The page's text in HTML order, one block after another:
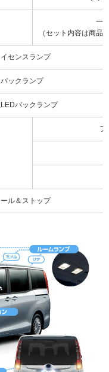
一
（セット内容は商品
センスランプ
バックランプ
バックランプ
フ
ル＆ストップ